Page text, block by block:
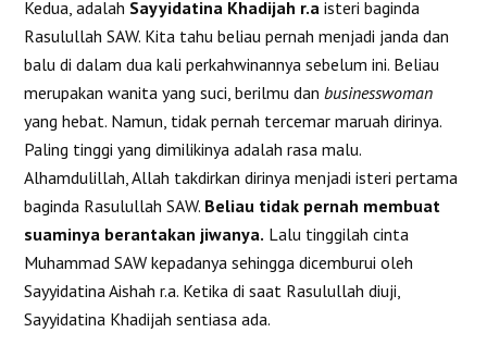
Kedua, adalah Sayyidatina Khadijah r.a isteri baginda
Rasulullah SAW. Kita tahu beliau pernah menjadi janda dan
balu di dalam dua kali perkahwinannya sebelum ini. Beliau
merupakan wanita yang suci, berilmu danbusinesswoman
yang hebat. Namun, tidak pernah tercemar maruah dirinya.
Paling tinggi yang dimilikinya adalah rasa malu.
Alhamdulillah, Allah takdirkan dirinya menjadi isteri pertama
baginda Rasulullah SAW. Beliau tidak pernah membuat
suaminya berantakan jiwanya. Lalu tinggilah cinta
Muhammad SAW kepadanya sehingga dicemburui oleh
Sayyidatina Aishah r.a. Ketika di saat Rasulullah diuji,
Sayyidatina Khadijah sentiasa ada.